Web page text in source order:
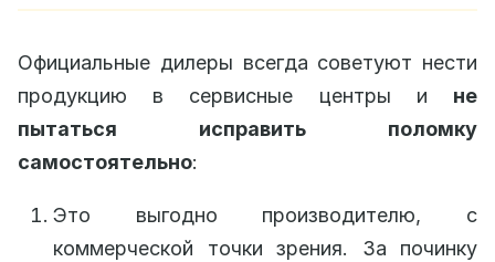
Официальные дилеры всегда советуют нести
продукцию в сервисные центры и не
пытаться исправить поломку
самостоятельно:
Это выгодно производителю, с
коммерческой точки зрения. За починку